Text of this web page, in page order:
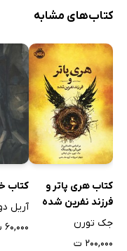
کتاب‌های مشابه
کتاب هری پاتر و
فرزند نفرین شده
جک تورن
۲۰۰,۰۰۰ ت
کتاب
آریل
۶۰,۰۰۰ ت